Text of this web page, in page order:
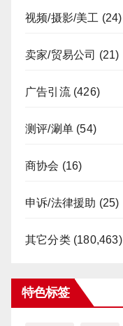
视频/摄影/美工 (24)
卖家/贸易公司 (21)
广告引流(426)
测评/涮单 (54)
商协会 (16)
申诉/法律援助 (25)
其它分类(180,463)
特色标签